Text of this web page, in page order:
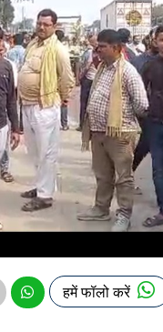
हमें फॉलो करें